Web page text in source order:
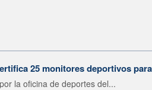
25 monitores deportivos
la oficina de deportes del...